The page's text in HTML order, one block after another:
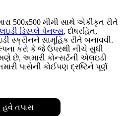
500x500 મીમી સાથે એકીકૃત રીતે
ડિસ્પ્લે પેનલ્સ, દોષરહિત,
સ્ક્રીનને સામૂહિક રીતે બનાવવી.
કરો કે જે ઉપરથી નીચે સુધી
છે, અમારી કોન્સર્ટની એલઇડી
પાસેની કોઈપણ દ્રષ્ટિને પૂર્ણ
હવે તપાસ